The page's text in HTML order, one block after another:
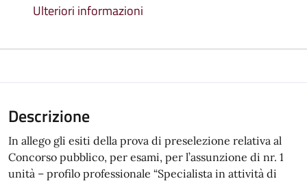
Ulteriori informazioni
Descrizione
In allego gli esiti della prova di preselezione relativa al
Concorso pubblico, per esami, per l’assunzione di nr. 1
unità – profilo professionale “Specialista in attività di